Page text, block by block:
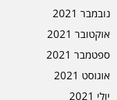
נובמבר 2021
אוקטובר 2021
ספטמבר 2021
אוגוסט 2021
יולי 2021